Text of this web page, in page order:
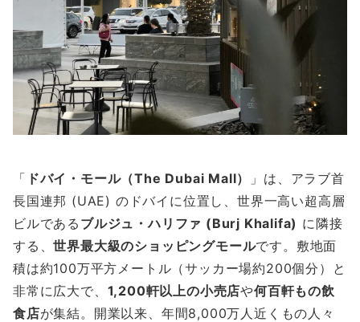
「 ドバイ・モール（The Dubai Mall）
」は、アラブ首
長国連邦 (UAE) のドバイに位置し、世界一高い超高層
ビルである ブルジュ・ハリファ (Burj Khalifa) に隣接
する、世界最大級のショッピングモールです。敷地面
積は約100万平方メートル（サッカー場約200個分）と
非常に広大で、 1,200軒以上の小売店や何百軒もの飲
食店が集結。開業以来、年間8,000万人近くもの人々